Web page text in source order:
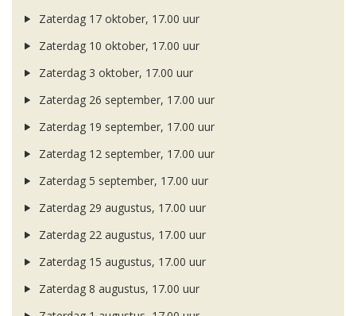
Zaterdag 17 oktober, 17.00 uur
Zaterdag 10 oktober, 17.00 uur
Zaterdag 3 oktober, 17.00 uur
Zaterdag 26 september, 17.00 uur
Zaterdag 19 september, 17.00 uur
Zaterdag 12 september, 17.00 uur
Zaterdag 5 september, 17.00 uur
Zaterdag 29 augustus, 17.00 uur
Zaterdag 22 augustus, 17.00 uur
Zaterdag 15 augustus, 17.00 uur
Zaterdag 8 augustus, 17.00 uur